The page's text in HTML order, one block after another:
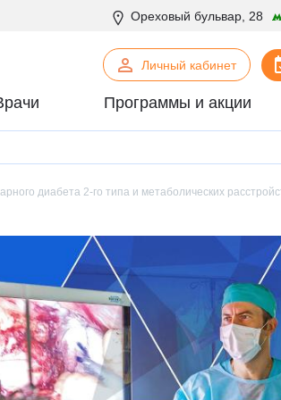
Ореховый бульвар, 28
Личный кабинет
Стоматология
Т
Терапия
Травматология и ортопедия
У
Урология
Ф
Физиотерапия
Флебология
Х
Химиотерапевтическое
Хирургия
Хирургия печени
Программы и акции
диабета 2-го типа и метаболических